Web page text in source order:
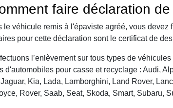
faire déclaration
le véhicule remis à l'épaviste agréé, vous
pour cette déclaration sont le certificat de
l’enlèvement sur tous types de
d'automobiles pour casse et recyclage : Audi,
Kia, Lada, Lamborghini, Land Rover,
Rover, Saab, Seat, Skoda, Smart, Subaru,